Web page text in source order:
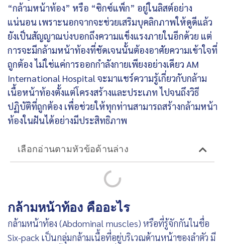
“กล้ามหน้าท้อง” หรือ “ซิกซ์แพ็ก” อยู่ในลิสต์อย่าง
แน่นอน เพราะนอกจากจะช่วยเสริมบุคลิกภาพให้ดูดีแล้ว
ยังเป็นสัญญาณบ่งบอกถึงความแข็งแรงภายในอีกด้วย แต่
การจะมีกล้ามหน้าท้องที่ชัดเจนนั้นต้องอาศัยความเข้าใจที่
ถูกต้อง ไม่ใช่แค่การออกกำลังกายเพียงอย่างเดียว AM
International Hospital จะมาแชร์ความรู้เกี่ยวกับกล้าม
เนื้อหน้าท้องตั้งแต่โครงสร้างและประเภท ไปจนถึงวิธี
ปฏิบัติที่ถูกต้อง เพื่อช่วยให้ทุกท่านสามารถสร้างกล้ามหน้า
ท้องในฝันได้อย่างมีประสิทธิภาพ
เลือกอ่านตามหัวข้อด้านล่าง
กล้ามหน้าท้อง คืออะไร
กล้ามหน้าท้อง (Abdominal muscles) หรือที่รู้จักกันในชื่อ
Six-pack เป็นกลุ่มกล้ามเนื้อที่อยู่บริเวณด้านหน้าของลำตัว มี